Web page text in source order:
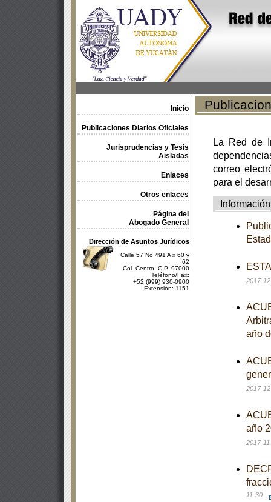
Inicio
Publicaciones Diarios Oficiales
Jurisprudencias y Tesis
Aisladas
Enlaces
Otros enlaces
Página del
Abogado General
Dirección de Asuntos Jurídicos
Calle 57 No 491 A x 60 y
62
Col. Centro, C.P. 97000
Teléfono/Fax:
+52 (999) 930-0900
Extensión: 1151
La Red de
correo
para el
Información
2017-
año
2017-
año
2017-
11-30